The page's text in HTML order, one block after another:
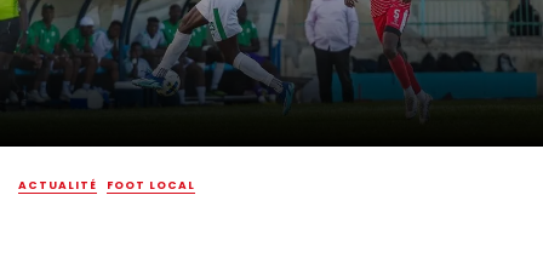
ACTUALITÉ FOOT LOCAL